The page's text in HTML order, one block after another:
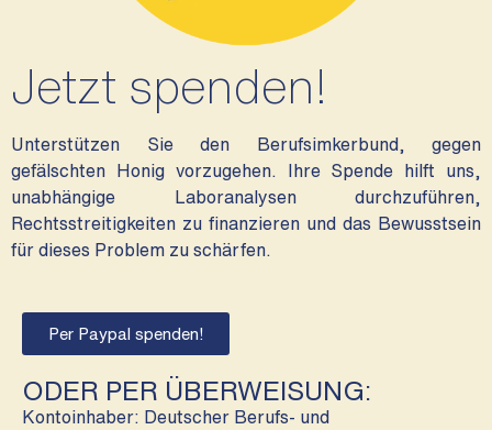
Jetzt spenden!
Unterstützen Sie den Berufsimkerbund, gegen
gefälschten Honig vorzugehen. Ihre Spende hilft uns,
unabhängige Laboranalysen durchzuführen,
Rechtsstreitigkeiten zu finanzieren und das Bewusstsein
für dieses Problem zu schärfen.
Per Paypal spenden!
ODER PER ÜBERWEISUNG:
Kontoinhaber: Deutscher Berufs- und